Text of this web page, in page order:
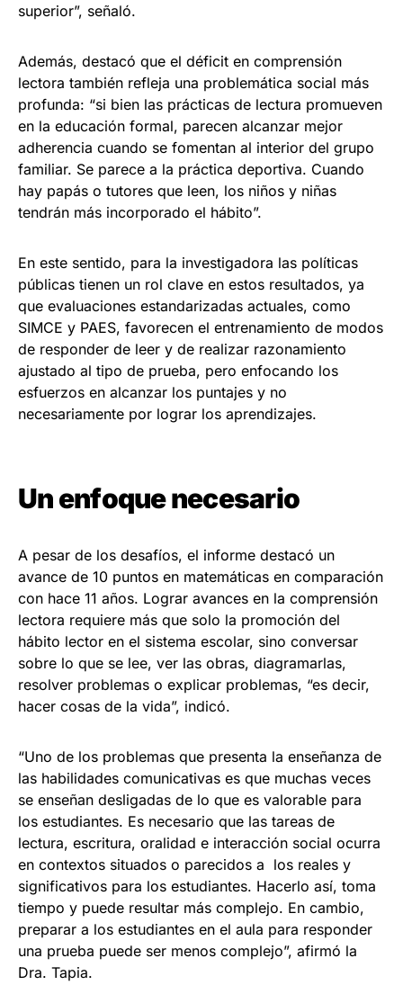
superior”, señaló.
Además, destacó que el déficit en comprensión
lectora también refleja una problemática social más
profunda: “si bien las prácticas de lectura promueven
en la educación formal, parecen alcanzar mejor
adherencia cuando se fomentan al interior del grupo
familiar. Se parece a la práctica deportiva. Cuando
hay papás o tutores que leen, los niños y niñas
tendrán más incorporado el hábito”.
En este sentido, para la investigadora las políticas
públicas tienen un rol clave en estos resultados, ya
que evaluaciones estandarizadas actuales, como
SIMCE y PAES, favorecen el entrenamiento de modos
de responder de leer y de realizar razonamiento
ajustado al tipo de prueba, pero enfocando los
esfuerzos en alcanzar los puntajes y no
necesariamente por lograr los aprendizajes.
Un enfoque necesario
A pesar de los desafíos, el informe destacó un
avance de 10 puntos en matemáticas en comparación
con hace 11 años. Lograr avances en la comprensión
lectora requiere más que solo la promoción del
hábito lector en el sistema escolar, sino conversar
sobre lo que se lee, ver las obras, diagramarlas,
resolver problemas o explicar problemas, “es decir,
hacer cosas de la vida”, indicó.
“Uno de los problemas que presenta la enseñanza de
las habilidades comunicativas es que muchas veces
se enseñan desligadas de lo que es valorable para
los estudiantes. Es necesario que las tareas de
lectura, escritura, oralidad e interacción social ocurra
en contextos situados o parecidos a los reales y
significativos para los estudiantes. Hacerlo así, toma
tiempo y puede resultar más complejo. En cambio,
preparar a los estudiantes en el aula para responder
una prueba puede ser menos complejo”, afirmó la
Dra. Tapia.